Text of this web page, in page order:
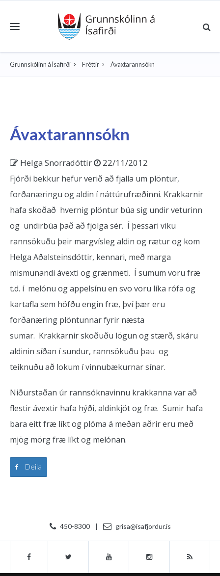
Toggle navigation
Grunnskólinn á Ísafirði Fréttir Ávaxtarannsókn
Ávaxtarannsókn
Helga Snorradóttir 22/11/2012
Fjórði bekkur hefur verið að fjalla um plöntur,
forðanæringu og aldin í náttúrufræðinni. Krakkarnir
hafa skoðað hvernig plöntur búa sig undir veturinn
og undirbúa það að fjölga sér. Í þessari viku
rannsökuðu þeir margvísleg aldin og rætur og kom
Helga Aðalsteinsdóttir, kennari, með marga
mismunandi ávexti og grænmeti. Í sumum voru fræ
t.d. í melónu og appelsínu en svo voru líka rófa og
kartafla sem höfðu engin fræ, því þær eru
forðanæring plöntunnar fyrir næsta
sumar. Krakkarnir skoðuðu lögun og stærð, skáru
aldinin síðan í sundur, rannsökuðu þau og
teiknuðu að lokum í vinnubækurnar sínar.
Niðurstaðan úr rannsóknavinnu krakkanna var að
flestir ávextir hafa hýði, aldinkjöt og fræ. Sumir hafa
bara eitt fræ líkt og plóma á meðan aðrir eru með
mjög mörg fræ líkt og melónan.
Deila
450-8300 | grisa@isafjordur.is